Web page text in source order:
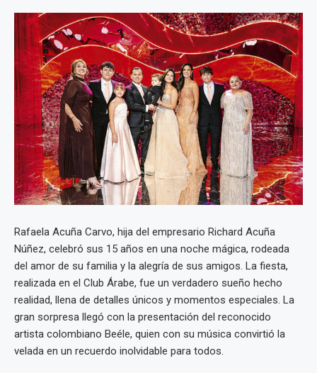
Rafaela Acuña Carvo, hija del empresario Richard Acuña
Núñez, celebró sus 15 años en una noche mágica, rodeada
del amor de su familia y la alegría de sus amigos. La fiesta,
realizada en el Club Árabe, fue un verdadero sueño hecho
realidad, llena de detalles únicos y momentos especiales. La
gran sorpresa llegó con la presentación del reconocido
artista colombiano Beéle, quien con su música convirtió la
velada en un recuerdo inolvidable para todos.